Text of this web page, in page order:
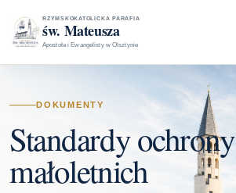
RZYMSKOKATOLICKA PARAFIA
św. Mateusza
Apostoła i Ewangelisty w Olsztynie
DOKUMENTY
Standardy ochrony
małoletnich